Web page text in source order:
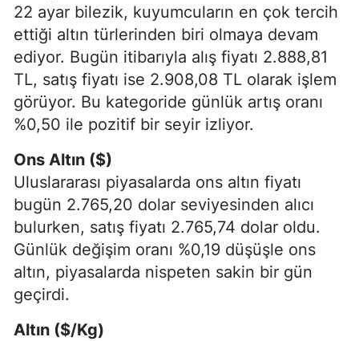
22 ayar bilezik, kuyumcuların en çok tercih
ettiği altın türlerinden biri olmaya devam
ediyor. Bugün itibarıyla alış fiyatı 2.888,81
TL, satış fiyatı ise 2.908,08 TL olarak işlem
görüyor. Bu kategoride günlük artış oranı
%0,50 ile pozitif bir seyir izliyor.
Ons Altın ($)
Uluslararası piyasalarda ons altın fiyatı
bugün 2.765,20 dolar seviyesinden alıcı
bulurken, satış fiyatı 2.765,74 dolar oldu.
Günlük değişim oranı %0,19 düşüşle ons
altın, piyasalarda nispeten sakin bir gün
geçirdi.
Altın ($/Kg)